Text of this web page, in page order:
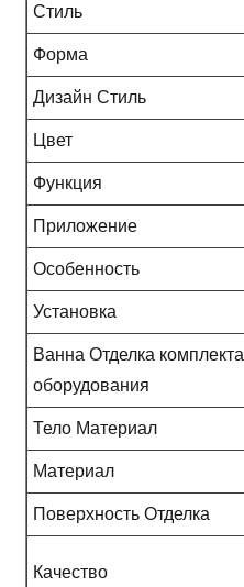
Стиль
Форма
Дизайн Стиль
Цвет
Функция
Приложение
Особенность
Установка
Ванна Отделка комплекта
оборудования
Тело Материал
Материал
Поверхность Отделка
Качество